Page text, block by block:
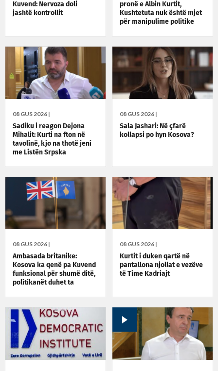
Kuvend: Nervoza doli
jashtë kontrollit
pronë e Albin Kurtit,
Kushtetuta nuk është mjet
për manipulime politike
08 GUS 2026 |
Sadiku i reagon Dejona
Mihalit: Kurti na fton në
tavolinë, kjo na thotë jeni
me Listën Srpska
08 GUS 2026 |
Sala Jashari: Në çfarë
kollapsi po hyn Kosova?
08 GUS 2026 |
Ambasada britanike:
Kosova ka qenë pa Kuvend
funksional për shumë ditë,
politikanët duhet ta
08 GUS 2026 |
Kurtit i duken qartë në
pantallona njollat e vezëve
të Time Kadriajt